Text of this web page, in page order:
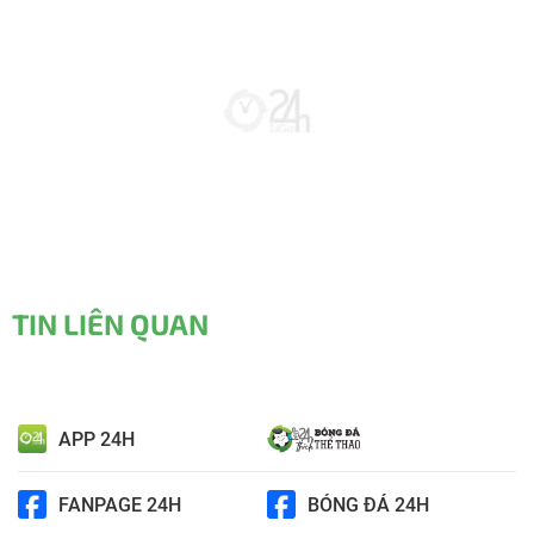
TIN LIÊN QUAN
APP 24H
FANPAGE 24H BÓNG ĐÁ 24H